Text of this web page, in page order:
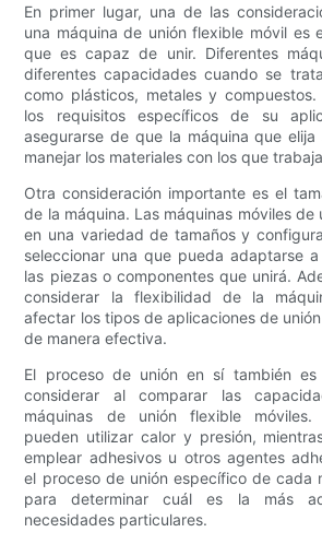
En primer lugar, una de las
una máquina de unión flexible móvil es
que es capaz de unir. Diferentes
diferentes capacidades cuando se
como plásticos, metales y compuestos.
los requisitos específicos de su
asegurarse de que la máquina que
manejar los materiales con los que
Otra consideración importante es el
de la máquina. Las máquinas móviles de
en una variedad de tamaños y
seleccionar una que pueda adaptarse
las piezas o componentes que unirá.
considerar la flexibilidad de la
afectar los tipos de aplicaciones de
de manera efectiva.
El proceso de unión en sí también
considerar al comparar las
máquinas de unión flexible móviles.
pueden utilizar calor y presión,
emplear adhesivos u otros agentes
el proceso de unión específico de cada
para determinar cuál es la más
necesidades particulares.